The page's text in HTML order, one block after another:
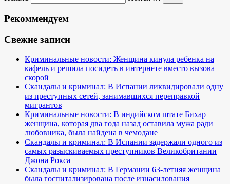
Рекоммендуем
Свежие записи
Криминальные новости: Женщина кинула ребенка на
кафель и решила посидеть в интернете вместо вызова
скорой
Скандалы и криминал: В Испании ликвидировали одну
из преступных сетей, занимавшихся переправкой
мигрантов
Криминальные новости: В индийском штате Бихар
женщина, которая два года назад оставила мужа ради
любовника, была найдена в чемодане
Скандалы и криминал: В Испании задержали одного из
самых разыскиваемых преступников Великобритании
Джона Рокса
Скандалы и криминал: В Германии 63-летняя женщина
была госпитализирована после изнасилования